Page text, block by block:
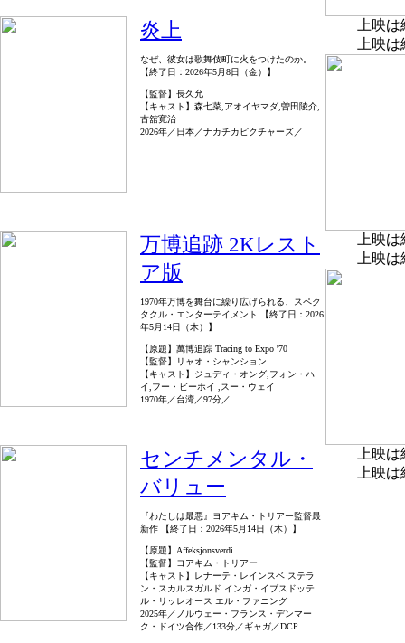
上映
炎上
なぜ、彼女は歌舞伎町に火をつけたのか。
【終了日：2026年5月8日（金）】
【監督】長久允
【キャスト】森七菜,アオイヤマダ,曽田陵介,
古舘寛治
2026年／日本／ナカチカピクチャーズ／
上映
上映
万博追跡 2Kレスト
ア版
1970年万博を舞台に繰り広げられる、スペク
タクル・エンターテイメント 【終了日：2026
年5月14日（木）】
【原題】萬博追踪 Tracing to Expo '70
【監督】リャオ・シャンション
【キャスト】ジュディ・オング,フォン・ハ
イ,フー・ビーホイ ,スー・ウェイ
1970年／台湾／97分／
上映
上映
センチメンタル・
バリュー
『わたしは最悪』ヨアキム・トリアー監督最
新作 【終了日：2026年5月14日（木）】
【原題】Affeksjonsverdi
【監督】ヨアキム・トリアー
【キャスト】レナーテ・レインスベ ステラ
ン・スカルスガルド インガ・イブスドッテ
ル・リッレオース エル・ファニング
2025年／ノルウェー・フランス・デンマー
ク・ドイツ合作／133分／ギャガ／DCP
上映